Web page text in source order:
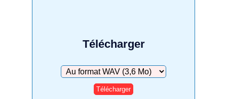
Télécharger
Télécharger